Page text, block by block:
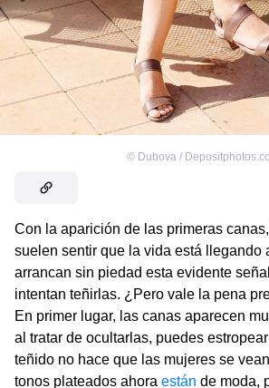
© Dubova /
Con la aparición de las primeras
suelen sentir que la vida está llegando
arrancan sin piedad esta evidente
intentan teñirlas. ¿Pero vale la pena
En primer lugar, las canas aparecen
al tratar de ocultarlas, puedes
teñido no hace que las mujeres se
tonos plateados ahora están de moda,